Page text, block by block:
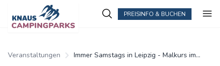
PREISINFO & BUCHEN
Veranstaltungen
Immer Samstags in Leipzig - Malkurs im